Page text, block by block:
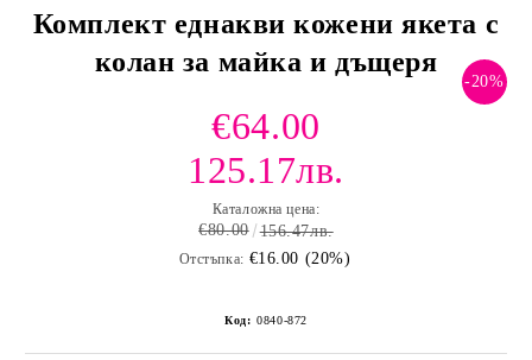
Комплект еднакви кожени якета с
колан за майка и дъщеря
-20%
€64.00
125.17лв.
Каталожна цена:
€80.00 156.47лв.
Отстъпка: €16.00 (20%)
Код: 0840-872